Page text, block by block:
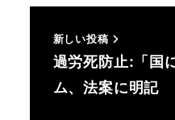
新しい投稿
過労死防止:「国
ム、法案に明記